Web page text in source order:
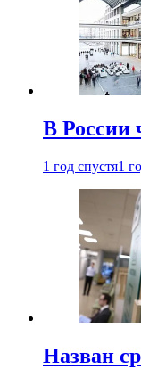
В России
1 год спустя1
Назван